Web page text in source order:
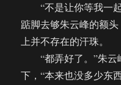
“不是让你等我一起
踮脚去够朱云峰的额
上并不存在的汗珠。
“都弄好了。”朱云
下，“本来也没多少东